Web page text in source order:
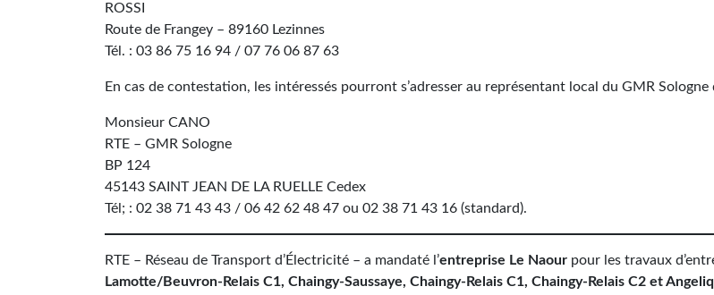
ROSSI
Route de Frangey – 89160 Lezinnes
Tél. : 03 86 75 16 94 / 07 76 06 87 63
En cas de contestation, les intéressés pourront s’adresser au représentant local du GMR
Monsieur CANO
RTE – GMR Sologne
BP 124
45143 SAINT JEAN DE LA RUELLE Cedex
Tél; : 02 38 71 43 43 / 06 42 62 48 47 ou 02 38 71 43 16 (standard).
RTE – Réseau de Transport d’Électricité – a mandaté l’entreprise Le Naour pour les travaux
Lamotte/Beuvron-Relais C1, Chaingy-Saussaye, Chaingy-Relais C1, Chaingy-Relais C2 et